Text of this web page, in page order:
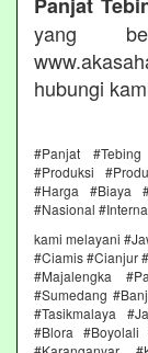
yang
hubungi
#Panjat
#Produksi
#Harga #Biaya
#Nasional
kami melayani
#Ciamis #Cianjur
#Majalengka
#Sumedang
#Tasikmalaya
#Blora #Boyolali